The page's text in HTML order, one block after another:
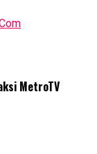
MetroTV